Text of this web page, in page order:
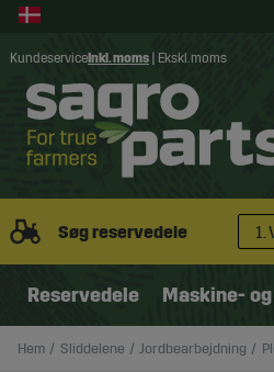
Kundeservice Inkl. moms Ekskl. moms
Søg reservedele
Reservedele Maskine-
Hem Sliddelene Jordbearbejdning